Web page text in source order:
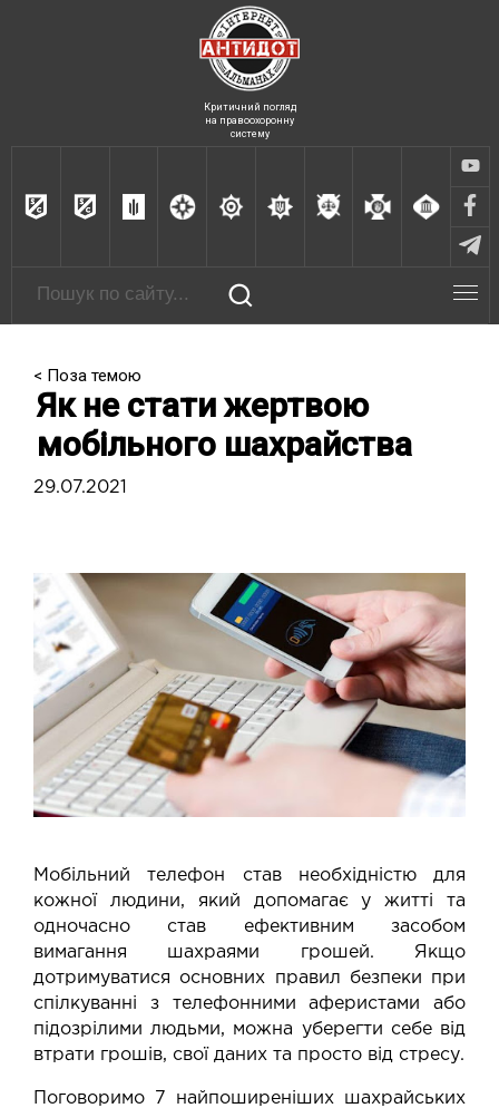
Критичний погляд
на правоохоронну
систему
< Поза темою
Як не стати жертвою
мобільного шахрайства
29.07.2021
Мобільний телефон став необхідністю для
кожної людини, який допомагає у житті та
одночасно став ефективним засобом
вимагання шахраями грошей. Якщо
дотримуватися основних правил безпеки при
спілкуванні з телефонними аферистами або
підозрілими людьми, можна уберегти себе від
втрати грошів, свої даних та просто від стресу.
Поговоримо 7 найпоширеніших шахрайських